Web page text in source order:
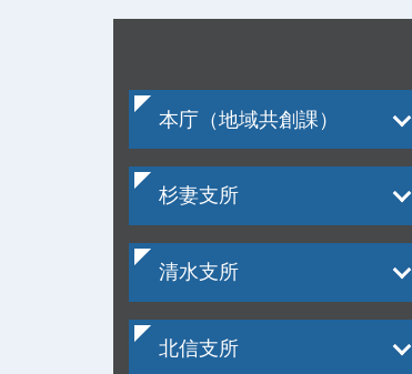
本庁（地域共創課）
杉妻支所
清水支所
北信支所